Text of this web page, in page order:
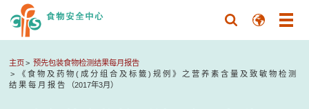
主页
预先包装食物检测结果每月报告
《 食 物 及 药 物 ( 成 分 组 合 及 标 籤 ) 规 例 》 之 营 养 素 含 量 及 致 敏 物 检 测
结 果 每 月 报 告 （2017年3月）